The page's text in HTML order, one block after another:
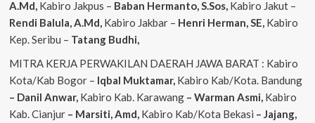
A.Md, Kabiro Jakpus – Baban Hermanto, S.Sos, Kabiro Jakut –
Rendi Balula, A.Md, Kabiro Jakbar – Henri Herman, SE, Kabiro
Kep. Seribu – Tatang Budhi,
MITRA KERJA PERWAKILAN DAERAH JAWA BARAT : Kabiro
Kota/Kab Bogor – Iqbal Muktamar, Kabiro Kab/Kota. Bandung
– Danil Anwar, Kabiro Kab. Karawang – Warman Asmi, Kabiro
Kab. Cianjur– Marsiti, Amd, Kabiro Kab/Kota Bekasi – Jajang,